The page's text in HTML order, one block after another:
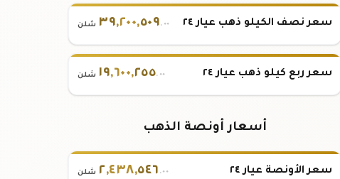
سعر نصف الكيلو ذهب عيار ٢٤ ٣٩,٢٠٠,٥٠٩.٠٠ شلن
سعر ربع كيلو ذهب عيار ٢٤ ١٩,٦٠٠,٢٥٥.٠٠ شلن
أسعار أونصة الذهب
سعر الأونصة عيار ٢٤ ٢,٤٣٨,٥٤٦ .٠٠ شلن